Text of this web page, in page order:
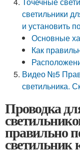
светильники
и установить
Основные
Как
Видео №5
светильника.
Проводка
правильно
светильник